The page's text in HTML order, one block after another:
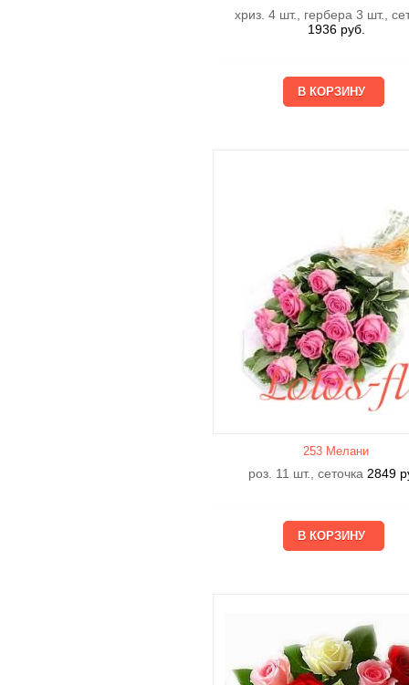
хриз. 4 шт., гербера 3 шт.,
1936 руб.
253 Мелани
роз. 11 шт., сеточка 2849